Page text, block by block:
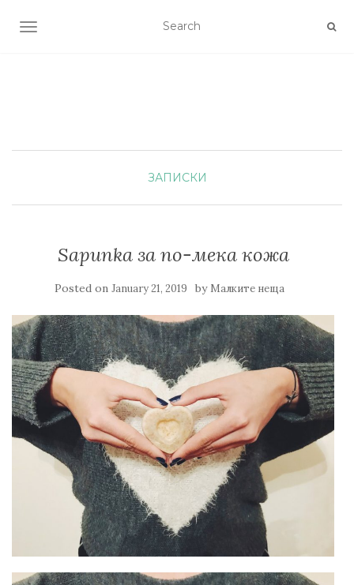
TOGGLE NAVIGATION
ЗАПИСКИ
Sapunka за по-мека кожа
Posted on January 21, 2019 by Малките неща